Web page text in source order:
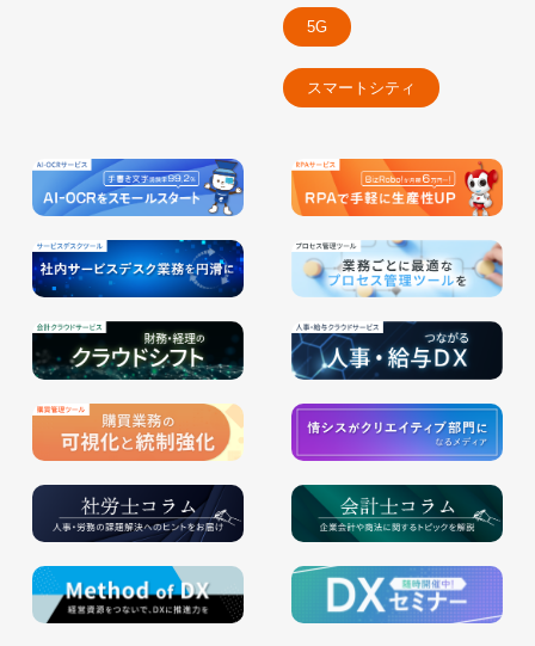
5G
スマートシティ